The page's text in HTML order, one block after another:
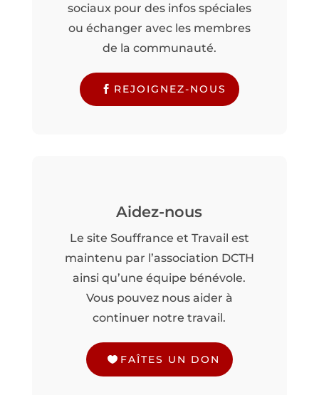
sociaux pour des infos spéciales
ou échanger avec les membres
de la communauté.
REJOIGNEZ-NOUS
Aidez-nous
Le site Souffrance et Travail est
maintenu par l’association DCTH
ainsi qu’une équipe bénévole.
Vous pouvez nous aider à
continuer notre travail.
FAÎTES UN DON